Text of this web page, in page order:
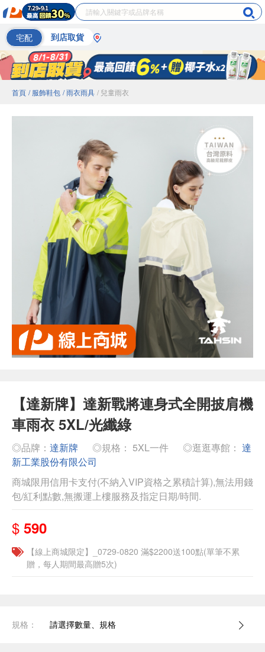
宅配 到店取貨
首頁 / 服飾鞋包 / 雨衣雨具 / 兒童雨衣
【達新牌】達新戰將連身式全開披肩機
車雨衣 5XL/光纖綠
◎品牌： 達新牌 ◎規格： 5XL一件 ◎逛逛專館： 達
新工業股份有限公司
商城限用信用卡支付(不納入VIP資格之累積計算),無法用錢
包/紅利點數,無搬運上樓服務及指定日期/時間.
$ 590
【線上商城限定】_0729-0820 滿$2200送100點(單筆不累
贈，每人期間最高贈5次)
規格： 請選擇數量、規格